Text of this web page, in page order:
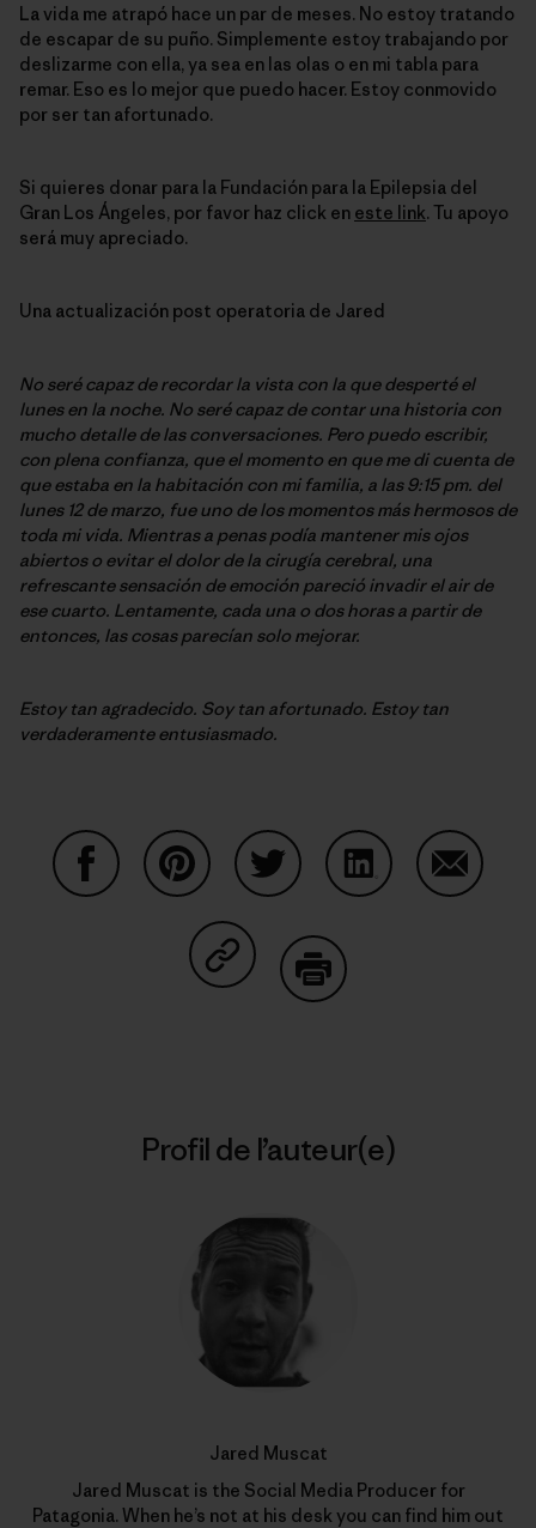
La vida me atrapó hace un par de meses. No estoy tratando
de escapar de su puño. Simplemente estoy trabajando por
deslizarme con ella, ya sea en las olas o en mi tabla para
remar. Eso es lo mejor que puedo hacer. Estoy conmovido
por ser tan afortunado.
Si quieres donar para la Fundación para la Epilepsia del
Gran Los Ángeles, por favor haz click en este link. Tu apoyo
será muy apreciado.
Una actualización post operatoria de Jared
No seré capaz de recordar la vista con la que desperté el
lunes en la noche. No seré capaz de contar una historia con
mucho detalle de las conversaciones. Pero puedo escribir,
con plena confianza, que el momento en que me di cuenta de
que estaba en la habitación con mi familia, a las 9:15 pm. del
lunes 12 de marzo, fue uno de los momentos más hermosos de
toda mi vida. Mientras a penas podía mantener mis ojos
abiertos o evitar el dolor de la cirugía cerebral, una
refrescante sensación de emoción pareció invadir el air de
ese cuarto. Lentamente, cada una o dos horas a partir de
entonces, las cosas parecían solo mejorar.
Estoy tan agradecido. Soy tan afortunado. Estoy tan
verdaderamente entusiasmado.
Partager sur Copy Link
Profil de l’auteur(e)
Jared Muscat
Jared Muscat is the Social Media Producer for
Patagonia. When he’s not at his desk you can find him out